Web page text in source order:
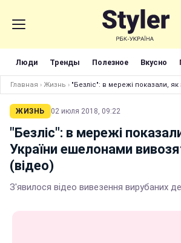
Люди Тренды Полезное Вкусно
Главная › Жизнь › "Безліс": в мережі показали,
ЖИЗНЬ 02 июля 2018, 09:22
"Безліс": в мережі
України ешелонами
(відео)
З'явилося відео вивезення вирубаних